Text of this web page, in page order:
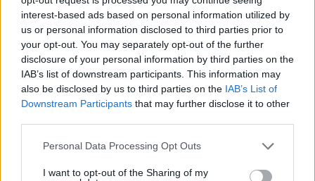
interest-based ads based on personal information utilized by
us or personal information disclosed to third parties prior to
your opt-out. You may separately opt-out of the further
disclosure of your personal information by third parties on the
IAB’s list of downstream participants. This information may
also be disclosed by us to third parties on the IAB’s List of
Downstream Participants that may further disclose it to other
Please note that this website/app uses one or more Google
not limited to your visit or usage behaviour. You may click to
Personal Data Processing Opt Outs
I want to opt-out of the Sharing of my
Email
Hirdetés